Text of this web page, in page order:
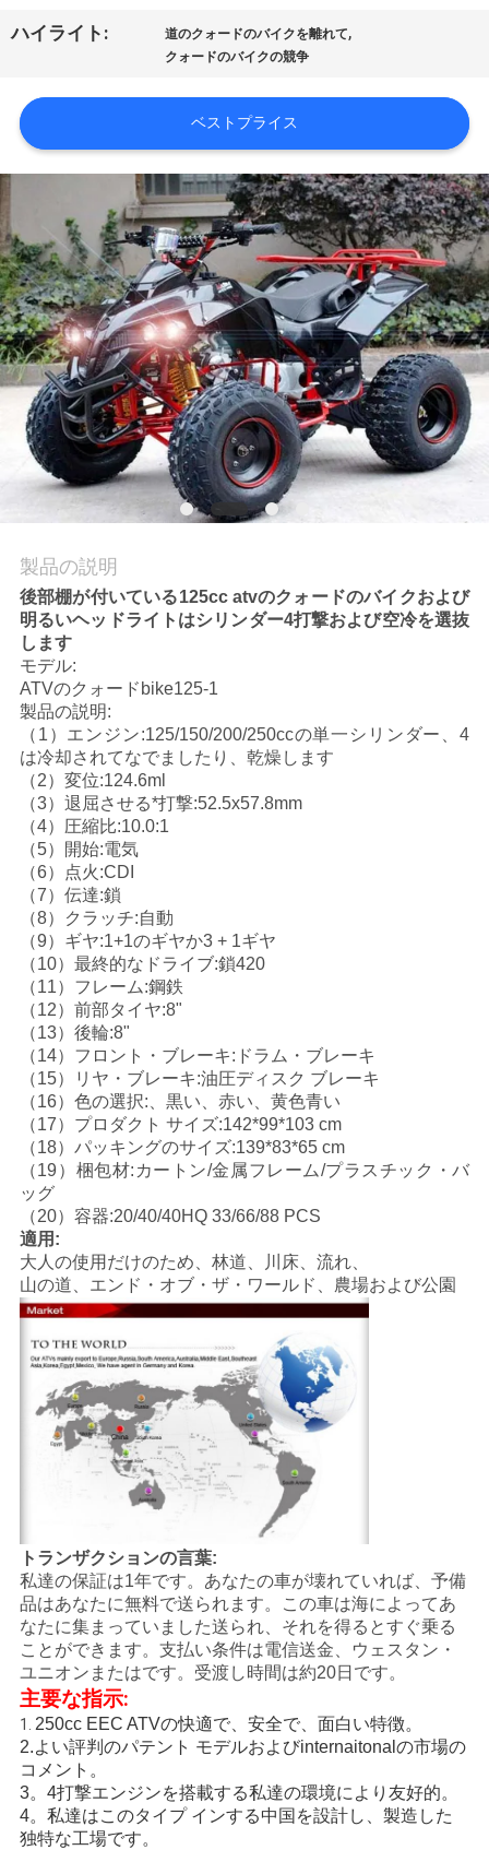
旅
品
質
管
理
私
達
に
連
絡
し
な
さ
い
引
用
を
要
求
し
な
さ
い
地
図
プ
ラ
ー
ポ
リ
シ
ー
ハイライト: 道のクォードのバイクを離れて,
クォードのバイクの競争
ベストプライス
製品の説明
後部棚が付いている125cc atvのクォードのバイクおよび
明るいヘッドライトはシリンダー4打撃および空冷を選抜
します
モデル:
ATVのクォードbike125-1
製品の説明:
（1）エンジン:125/150/200/250ccの単一シリンダー、4
は冷却されてなでましたり、乾燥します
（2）変位:124.6ml
（3）退屈させる*打撃:52.5x57.8mm
（4）圧縮比:10.0:1
（5）開始:電気
（6）点火:CDI
（7）伝達:鎖
（8）クラッチ:自動
（9）ギヤ:1+1のギヤか3 + 1ギヤ
（10）最終的なドライブ:鎖420
（11）フレーム:鋼鉄
（12）前部タイヤ:8"
（13）後輪:8"
（14）フロント・ブレーキ:ドラム・ブレーキ
（15）リヤ・ブレーキ:油圧ディスク ブレーキ
（16）色の選択:、黒い、赤い、黄色青い
（17）プロダクト サイズ:142*99*103 cm
（18）パッキングのサイズ:139*83*65 cm
（19）梱包材:カートン/金属フレーム/プラスチック・バ
ッグ
（20）容器:20/40/40HQ 33/66/88 PCS
適用:
大人の使用だけのため、林道、川床、流れ、
山の道、エンド・オブ・ザ・ワールド、農場および公園
トランザクションの言葉:
私達の保証は1年です。あなたの車が壊れていれば、予備
品はあなたに無料で送られます。この車は海によってあ
なたに集まっていました送られ、それを得るとすぐ乗る
ことができます。支払い条件は電信送金、ウェスタン・
ユニオンまたはです。受渡し時間は約20日です。
主要な指示:
1. 250cc EEC ATVの快適で、安全で、面白い特徴。
2.よい評判のパテント モデルおよびinternaitonalの市場の
コメント。
3。4打撃エンジンを搭載する私達の環境により友好的。
4。私達はこのタイプ インする中国を設計し、製造した
独特な工場です。